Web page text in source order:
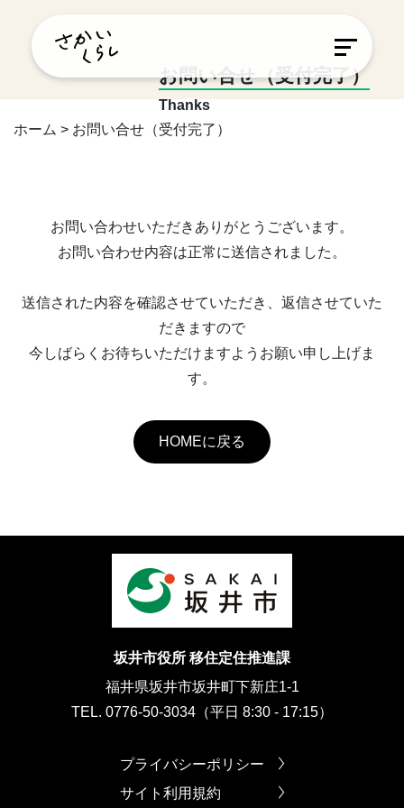
お問い合せ（受付完了）
Thanks
ホーム > お問い合せ（受付完了）
お問い合わせいただきありがとうございます。
お問い合わせ内容は正常に送信されました。
送信された内容を確認させていただき、返信させていた
だきますので
今しばらくお待ちいただけますようお願い申し上げま
す。
HOMEに戻る
坂井市役所 移住定住推進課
福井県坂井市坂井町下新庄1-1
TEL. 0776-50-3034（平日 8:30 - 17:15）
プライバシーポリシー
サイト利用規約